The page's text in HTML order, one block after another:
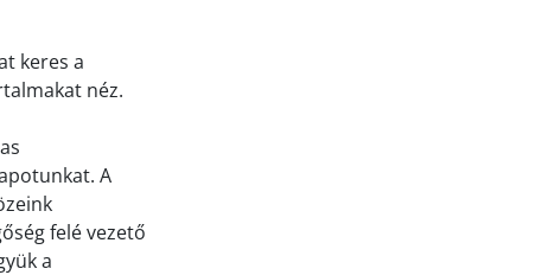
keres a
néz.
A
felé vezető
a